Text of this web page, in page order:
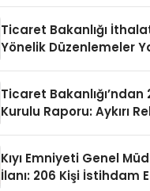
Ticaret Bakanlığı
Yönelik Düzenlemeler
Ticaret
Kurulu Raporu: Aykırı
Kıyı Emniyeti Genel
İlanı: 206 Kişi İstihdam